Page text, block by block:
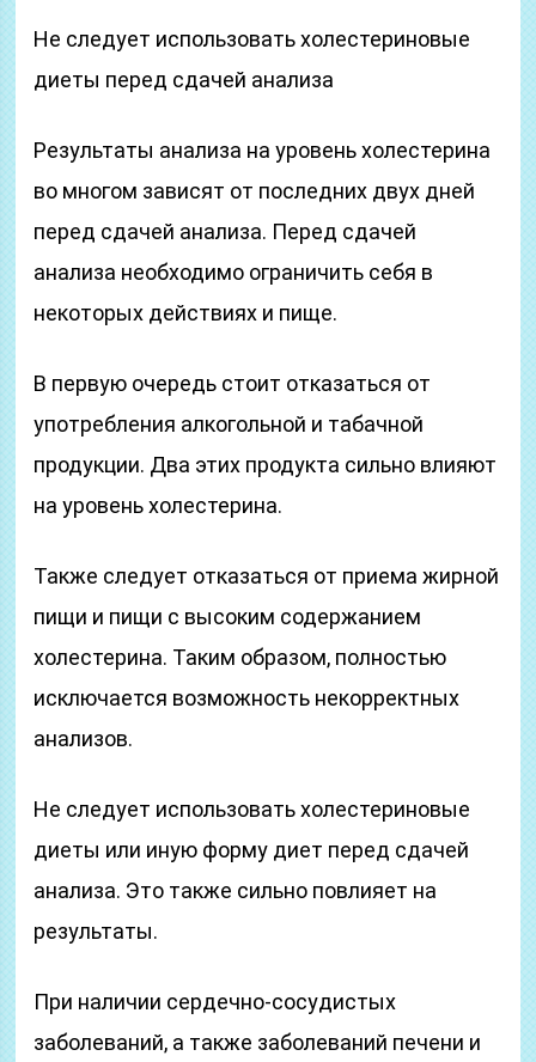
Не следует использовать холестериновые
диеты перед сдачей анализа
Результаты анализа на уровень холестерина
во многом зависят от последних двух дней
перед сдачей анализа. Перед сдачей
анализа необходимо ограничить себя в
некоторых действиях и пище.
В первую очередь стоит отказаться от
употребления алкогольной и табачной
продукции. Два этих продукта сильно влияют
на уровень холестерина.
Также следует отказаться от приема жирной
пищи и пищи с высоким содержанием
холестерина. Таким образом, полностью
исключается возможность некорректных
анализов.
Не следует использовать холестериновые
диеты или иную форму диет перед сдачей
анализа. Это также сильно повлияет на
результаты.
При наличии сердечно-сосудистых
заболеваний, а также заболеваний печени и